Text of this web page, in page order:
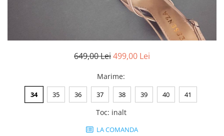
Plic
649,00 Lei499,00 Lei
Marime:
34 35 36 37 38 39 40 41
Toc: inalt
LA COMANDA